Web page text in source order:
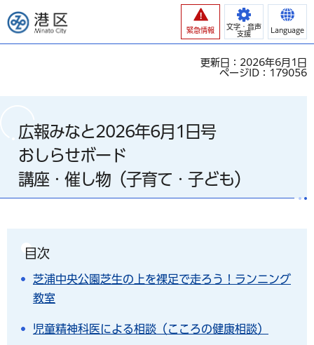
港区
緊急情報
文字・音声
支援
Language
更新日：2026年6月1日
ページID：179056
広報みなと2026年6月1日号
おしらせボード
講座・催し物（子育て・子ども）
目次
芝浦中央公園芝生の上を裸足で走ろう！ランニング
教室
児童精神科医による相談（こころの健康相談）